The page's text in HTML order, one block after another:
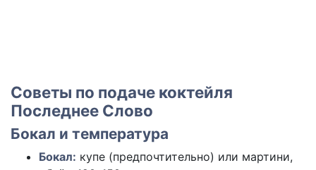
Советы по подаче коктейля
Последнее Слово
Бокал и температура
Бокал: купе (предпочтительно) или мартини,